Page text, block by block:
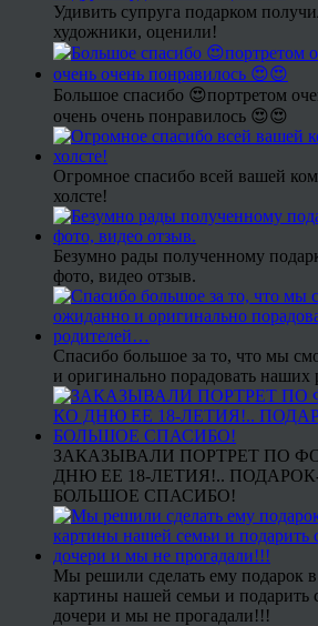
Удивить супруга подарком
художники, оценили!
Большое спасибо 😍портретом
очень очень понравилось 😍😍
Огромное спасибо всей вашей
холсте!
Безумно рады полученному
фото, видео отзыв.
Спасибо большое за то, что мы
и оригинально порадовать
ЗАКАЗЫВАЛИ ПОРТРЕТ ПО
ДНЮ ЕЕ 18-ЛЕТИЯ!..
БОЛЬШОЕ СПАСИБО!
Мы решили сделать ему подарок в
картины нашей семьи и
дочери и мы не прогадали!!!